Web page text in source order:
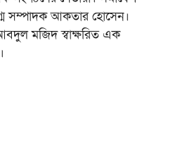
সম্পাদক আকতার হোসেন।
মজিদ স্বাক্ষরিত এক